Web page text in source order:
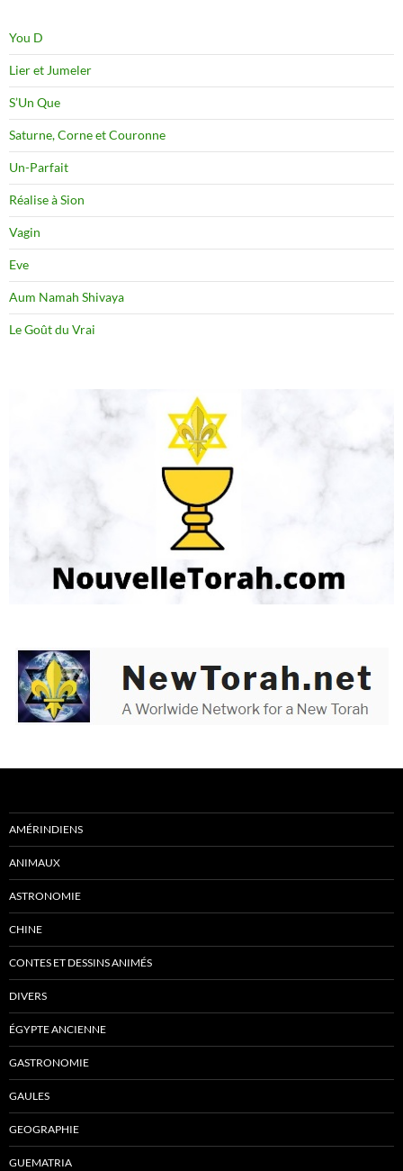
You D
Lier et Jumeler
S’Un Que
Saturne, Corne et Couronne
Un-Parfait
Réalise à Sion
Vagin
Eve
Aum Namah Shivaya
Le Goût du Vrai
AMÉRINDIENS
ANIMAUX
ASTRONOMIE
CHINE
CONTES ET DESSINS ANIMÉS
DIVERS
ÉGYPTE ANCIENNE
GASTRONOMIE
GAULES
GEOGRAPHIE
GUEMATRIA